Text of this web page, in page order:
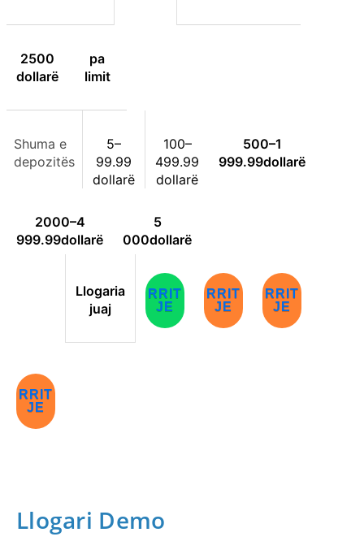
2500
dollarë
pa
limit
Shuma e
depozitës
5–
99.99
dollarë
100–
499.99
dollarë
500–1
999.99dollarë
2000–4
999.99dollarë
5
000dollarë
Llogaria
juaj
RRIT
JE
RRIT
JE
RRIT
JE
RRIT
JE
Llogari Demo